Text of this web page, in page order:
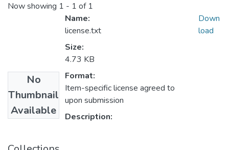
Now showing 1 - 1 of 1
No
Thumbnail
Available
Name:
license.txt
Size:
4.73 KB
Format:
Item-specific license agreed to
upon submission
Description:
Down
load